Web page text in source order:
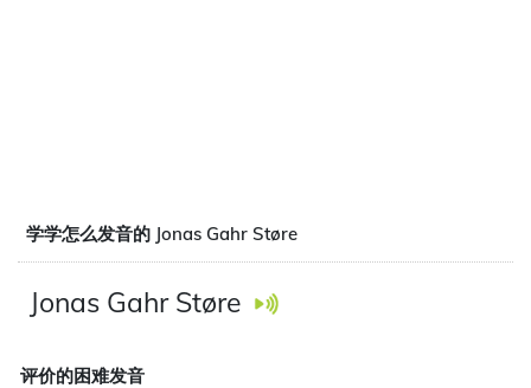
学学怎么发音的 Jonas Gahr Støre
Jonas Gahr Støre
评价的困难发音